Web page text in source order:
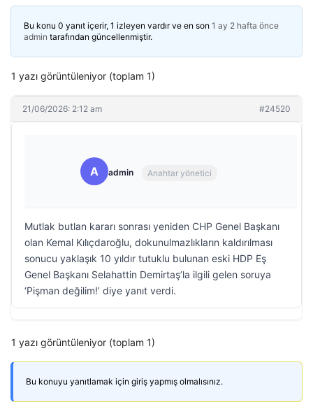
Bu konu 0 yanıt içerir, 1 izleyen vardır ve en son 1 ay 2 hafta önce
admin tarafından güncellenmiştir.
1 yazı görüntüleniyor (toplam 1)
21/06/2026: 2:12 am #24520
A admin Anahtar yönetici
Mutlak butlan kararı sonrası yeniden CHP Genel Başkanı
olan Kemal Kılıçdaroğlu, dokunulmazlıkların kaldırılması
sonucu yaklaşık 10 yıldır tutuklu bulunan eski HDP Eş
Genel Başkanı Selahattin Demirtaş’la ilgili gelen soruya
‘Pişman değilim!’ diye yanıt verdi.
1 yazı görüntüleniyor (toplam 1)
Bu konuyu yanıtlamak için giriş yapmış olmalısınız.